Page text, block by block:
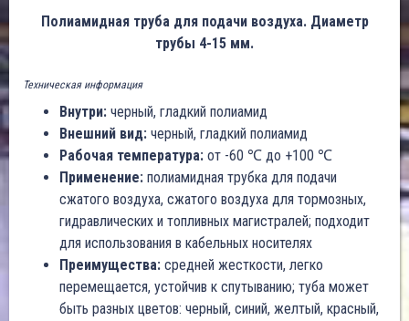
Полиамидная труба для подачи воздуха. Диаметр
трубы 4-15 мм.
Техническая информация
Внутри: черный, гладкий полиамид
Внешний вид: черный, гладкий полиамид
Рабочая температура: от -60 ℃ до +100 ℃
Применение: полиамидная трубка для подачи
сжатого воздуха, сжатого воздуха для тормозных,
гидравлических и топливных магистралей; подходит
для использования в кабельных носителях
Преимущества: средней жесткости, легко
перемещается, устойчив к спутыванию; туба может
быть разных цветов: черный, синий, желтый, красный,